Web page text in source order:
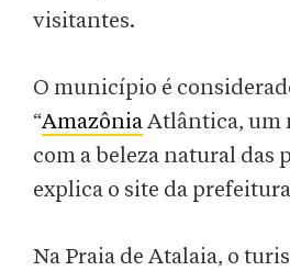
visitantes.
O município é
“AmazôniaAtlântica, um
com a beleza natural das
explica o site da
Na Praia de Atalaia, o